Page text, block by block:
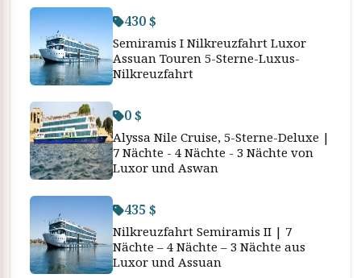
430 $
Semiramis I Nilkreuzfahrt Luxor
Assuan Touren 5-Sterne-Luxus-
Nilkreuzfahrt
0 $
Alyssa Nile Cruise, 5-Sterne-Deluxe |
7 Nächte - 4 Nächte - 3 Nächte von
Luxor und Aswan
435 $
Nilkreuzfahrt Semiramis II | 7
Nächte – 4 Nächte – 3 Nächte aus
Luxor und Assuan